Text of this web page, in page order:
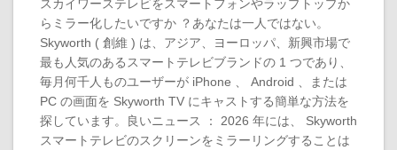
スカイワーステレビをスマートフォンやラップトップか
らミラー化したいですか ？あなたは一人ではない。
Skyworth ( 創維 ) は、アジア、ヨーロッパ、新興市場で
最も人気のあるスマートテレビブランドの 1 つであり、
毎月何千人ものユーザーが iPhone 、 Android 、または
PC の画面を Skyworth TV にキャストする簡単な方法を
探しています。良いニュース ： 2026 年には、 Skyworth
スマートテレビのスクリーンをミラーリングすることは